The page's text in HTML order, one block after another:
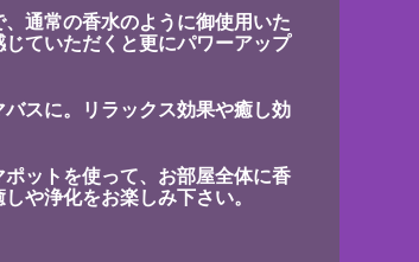
通常の香水のように御使用いた
ていただくと更にパワーアップ
スに。リラックス効果や癒し効
ットを使って、お部屋全体に香
や浄化をお楽しみ下さい。